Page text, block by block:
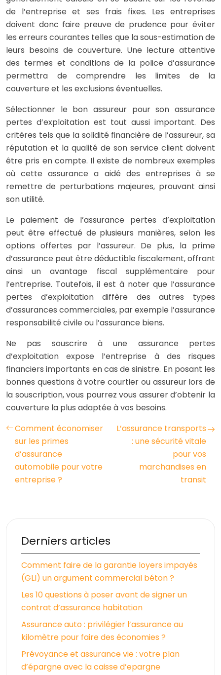
de l’entreprise et ses frais fixes. Les entreprises
doivent donc faire preuve de prudence pour éviter
les erreurs courantes telles que la sous-estimation de
leurs besoins de couverture. Une lecture attentive
des termes et conditions de la police d’assurance
permettra de comprendre les limites de la
couverture et les exclusions éventuelles.
Sélectionner le bon assureur pour son assurance
pertes d’exploitation est tout aussi important. Des
critères tels que la solidité financière de l’assureur, sa
réputation et la qualité de son service client doivent
être pris en compte. Il existe de nombreux exemples
où cette assurance a aidé des entreprises à se
remettre de perturbations majeures, prouvant ainsi
son utilité.
Le paiement de l’assurance pertes d’exploitation
peut être effectué de plusieurs manières, selon les
options offertes par l’assureur. De plus, la prime
d’assurance peut être déductible fiscalement, offrant
ainsi un avantage fiscal supplémentaire pour
l’entreprise. Toutefois, il est à noter que l’assurance
pertes d’exploitation diffère des autres types
d’assurances commerciales, par exemple l’assurance
responsabilité civile ou l’assurance biens.
Ne pas souscrire à une assurance pertes
d’exploitation expose l’entreprise à des risques
financiers importants en cas de sinistre. En posant les
bonnes questions à votre courtier ou assureur lors de
la souscription, vous pourrez vous assurer d’obtenir la
couverture la plus adaptée à vos besoins.
Comment économiser
sur les primes
d’assurance
automobile pour votre
entreprise ?
L’assurance transports
: une sécurité vitale
pour vos
marchandises en
transit
Derniers articles
Comment faire de la garantie loyers impayés
(GLI) un argument commercial béton ?
Les 10 questions à poser avant de signer un
contrat d’assurance habitation
Assurance auto : privilégier l’assurance au
kilomètre pour faire des économies ?
Prévoyance et assurance vie : votre plan
d’épargne avec la caisse d’epargne